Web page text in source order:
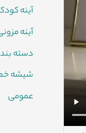
آینه
آینه
دسته
شیشه
عمومی